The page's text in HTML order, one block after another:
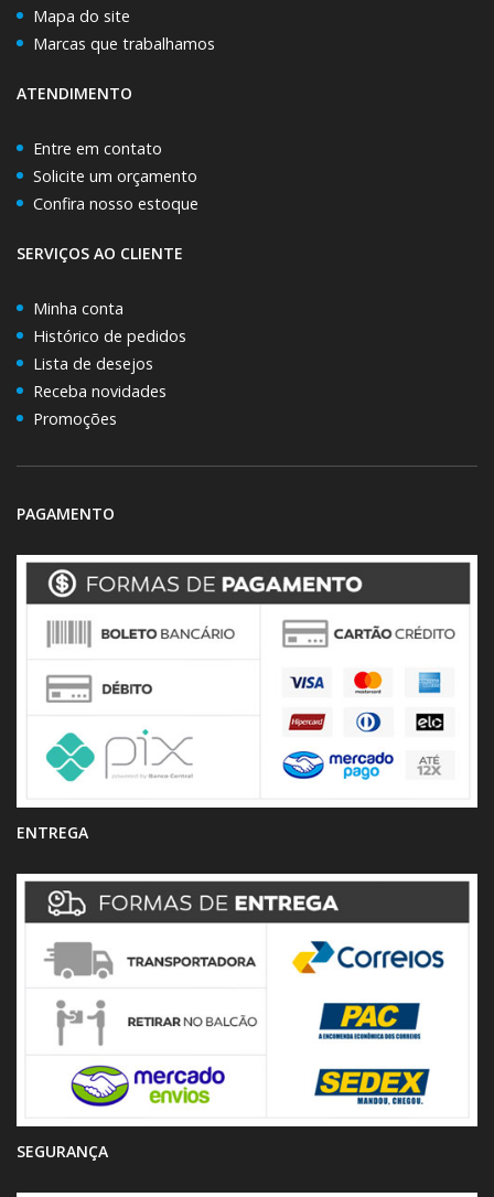
Mapa do site
Marcas que trabalhamos
ATENDIMENTO
Entre em contato
Solicite um orçamento
Confira nosso estoque
SERVIÇOS AO CLIENTE
Minha conta
Histórico de pedidos
Lista de desejos
Receba novidades
Promoções
PAGAMENTO
ENTREGA
SEGURANÇA